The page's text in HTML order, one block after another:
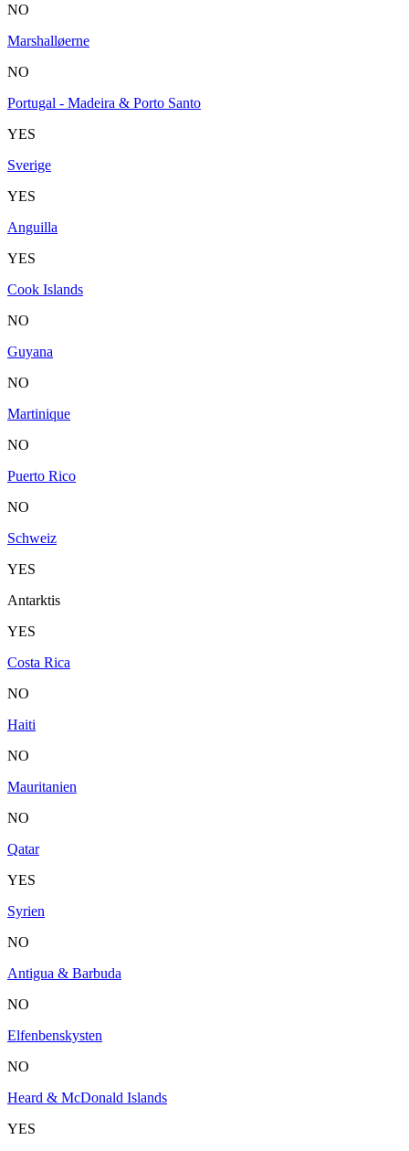
NO
Marshalløerne
NO
Portugal - Madeira & Porto Santo
YES
Sverige
YES
Anguilla
YES
Cook Islands
NO
Guyana
NO
Martinique
NO
Puerto Rico
NO
Schweiz
YES
Antarktis
YES
Costa Rica
NO
Haiti
NO
Mauritanien
NO
Qatar
YES
Syrien
NO
Antigua & Barbuda
NO
Elfenbenskysten
NO
Heard & McDonald Islands
YES